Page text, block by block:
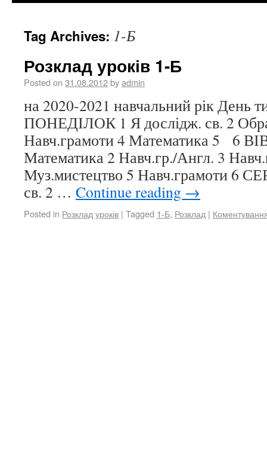
Tag Archives: 1-Б
Розклад уроків 1-Б
Posted on 31.08.2012byadmin
на 2020-2021 навчальний рік День
ПОНЕДІЛОК 1 Я дослідж. св. 2
Навч.грамоти 4 Математика 5 6
Математика 2 Навч.гр./Англ. 3
Муз.мистецтво 5 Навч.грамоти 6
св. 2 … Continue reading →
Posted in Розклад уроків | Tagged 1-Б, Розклад |